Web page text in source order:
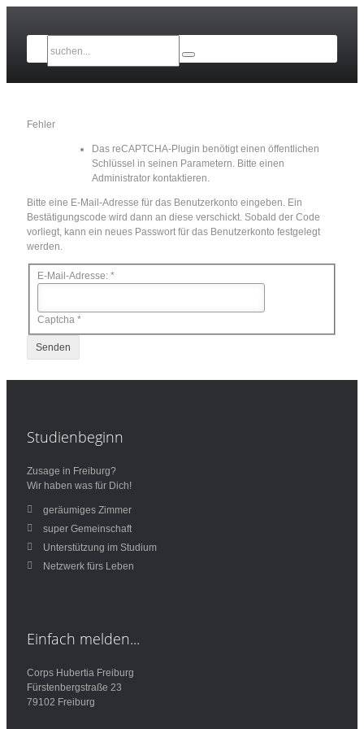
Fehler
Das reCAPTCHA-Plugin benötigt einen öffentlichen
Schlüssel in seinen Parametern. Bitte einen
Administrator kontaktieren.
Bitte eine E-Mail-Adresse für das Benutzerkonto eingeben. Ein
Bestätigungscode wird dann an diese verschickt. Sobald der Code
vorliegt, kann ein neues Passwort für das Benutzerkonto festgelegt
werden.
E-Mail-Adresse: *
Captcha *
Senden
Studienbeginn
Zusage in Freiburg?
Wir haben was für Dich!
geräumiges Zimmer
super Gemeinschaft
Unterstützung im Studium
Netzwerk fürs Leben
Einfach melden...
Corps Hubertia Freiburg
Fürstenbergstraße 23
79102 Freiburg